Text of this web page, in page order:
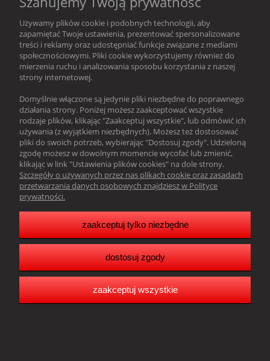
Ten produkt jest niedostępny.
Obsługa klienta
Pomoc
Moje konto
Resonado Janusz Głowacki |
woj. śląskie |tel.:502242256| email:biuro@resonado.pl
Copyright Resonado 2025
pokaż pełną wersję strony
Sklep internetowy Shoper.pl
Używamy plików cookie i podobnych technologii, aby
zapamiętać Twoje ustawienia, prezentować spersonalizowane
treści i reklamy oraz udostępniać funkcje związane z mediami
społecznościowymi. Pliki cookie wykorzystujemy również do
mierzenia ruchu i analizowania sposobu korzystania z naszej
strony internetowej.
Domyślnie włączone są jedynie pliki niezbędne do poprawnego
działania strony. Poniżej możesz zaakceptować wszystkie
rodzaje plików, klikając "Zaakceptuj wszystkie", lub odmówić ich
używania (z wyjątkiem niezbędnych). Możesz też dostosować
pliki do swoich potrzeb, wybierając "Dostosuj zgody". Udzieloną
zgodę możesz w dowolnym momencie wycofać lub zmienić,
klikając w link "Ustawienia plików cookies" na dole strony.
Szczegóły o używanych przez nas plikach cookie oraz zasadach
przetwarzania danych osobowych znajdziesz w Polityce
prywatności.
zaakceptuj tylko niezbędne
dostosuj zgody
zaakceptuj wszystkie